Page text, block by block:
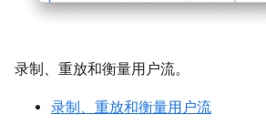
录制、重放和衡量用户流。
录制、重放和衡量用户流